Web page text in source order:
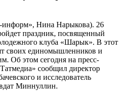
информ», Нина Нарыкова). 26
праздник, посвященный
клуба «Шарык». В этот
своих единомышленников и
Об этом сегодня на пресс-
сообщил директор
и исследователь
Миннуллин.